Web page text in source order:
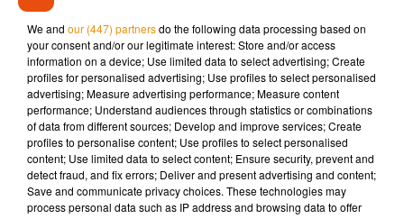
#�มÈ๬หÇ'๬ลยÈริÇ�
#หล�a๬�:É�:๬ÈÉาห'Éา�ีÈมา �9 'ิÈÇ�
๬�ี�9ยว๬ÈÉาห'Éา�ีÈ๬หÇ'
�9��:แลÉว�Èอยกิ'อÉอย'Èอ
Publiée par วีรวั�'�R �~รหม๬มือÇsurDimanche 15
novembre 2020
L'éléphanteau est ensuite reparti comme si de rien n'était !
We and our (447) partnersdo the following data processing based on
your consent and/or our legitimate interest: Store and/or access
information on a device; Use limited data to select advertising; Create
profiles for personalised advertising; Use profiles to select personalised
advertising; Measure advertising performance; Measure content
performance; Understand audiences through statistics or combinations
of data from different sources; Develop and improve services; Create
profiles to personalise content; Use profiles to select personalised
content; Use limited data to select content; Ensure security, prevent and
detect fraud, and fix errors; Deliver and present advertising and content;
Save and communicate privacy choices. These technologies may
process personal data such as IP address and browsing data to offer